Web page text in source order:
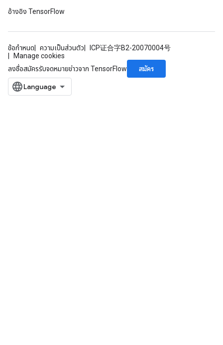
อ้างอิง TensorFlow
ข้อกำหนด ความเป็นส่วนตัว
ICP证合字B2-20070004号
Manage cookies
ลงชื่อสมัครรับจดหมายข่าวจาก TensorFlow
สมัคร